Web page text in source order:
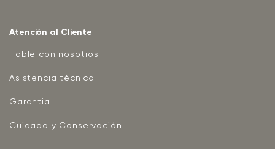
Atención al Cliente
Hable con nosotros
Asistencia técnica
Garantia
Cuidado y Conservación